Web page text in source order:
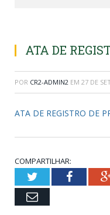
ATA DE
POR CR2-ADMIN2 EM 27 DE
ATA DE REGISTRO DE
COMPARTILHAR:
Twitter
Email